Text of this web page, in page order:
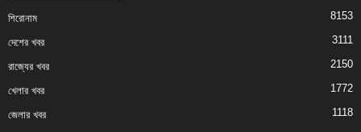
শিরোনাম 8153
দেশের খবর 3111
রাজ্যের খবর 2150
খেলার খবর 1772
জেলার খবর
1118